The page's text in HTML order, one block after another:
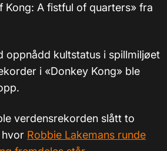
Kong: A fistful of quarters» fra
oppnådd kultstatus i spillmiljøet
i «Donkey Kong» ble
verdensrekorden slått to
hvor Robbie Lakemans runde